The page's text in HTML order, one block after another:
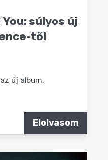
súlyos új
től
új album.
Elolvasom